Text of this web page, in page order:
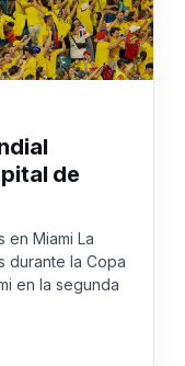
de
en Miami La
durante la Copa
en la segunda